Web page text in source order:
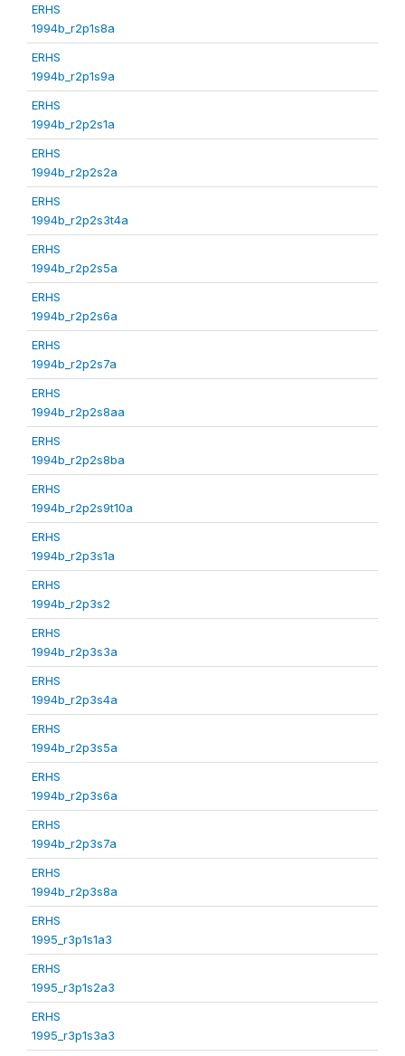
ERHS
1994b_r2p1s8a
ERHS
1994b_r2p1s9a
ERHS
1994b_r2p2s1a
ERHS
1994b_r2p2s2a
ERHS
1994b_r2p2s3t4a
ERHS
1994b_r2p2s5a
ERHS
1994b_r2p2s6a
ERHS
1994b_r2p2s7a
ERHS
1994b_r2p2s8aa
ERHS
1994b_r2p2s8ba
ERHS
1994b_r2p2s9t10a
ERHS
1994b_r2p3s1a
ERHS
1994b_r2p3s2
ERHS
1994b_r2p3s3a
ERHS
1994b_r2p3s4a
ERHS
1994b_r2p3s5a
ERHS
1994b_r2p3s6a
ERHS
1994b_r2p3s7a
ERHS
1994b_r2p3s8a
ERHS
1995_r3p1s1a3
ERHS
1995_r3p1s2a3
ERHS
1995_r3p1s3a3